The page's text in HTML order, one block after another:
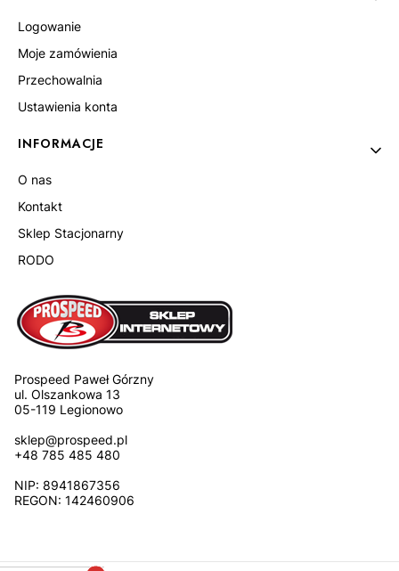
Logowanie
Moje zamówienia
Przechowalnia
Ustawienia konta
INFORMACJE
O nas
Kontakt
Sklep Stacjonarny
RODO
Prospeed Paweł Górzny
ul. Olszankowa 13
05-119 Legionowo
sklep@prospeed.pl
+48 785 485 480
NIP: 8941867356
REGON: 142460906